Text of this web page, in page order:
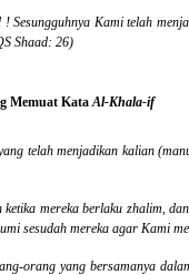
Sesungguhnya Kami telah
Shaad: 26)
Memuat KataAl-Khala-if
telah menjadikan kalian
mereka berlaku zhalim,
sesudah mereka agar Kami
orang yang bersamanya